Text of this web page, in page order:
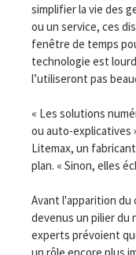
simplifier la vie des
ou un service, ces
fenêtre de temps
technologie est
l’utiliseront pas
« Les solutions
ou auto-explicatives
Litemax, un
plan. « Sinon, elles
Avant l'apparition du
devenus un pilier du
experts prévoient